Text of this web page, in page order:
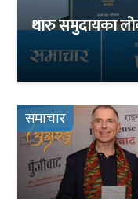
थारु समुदायका
समाचार